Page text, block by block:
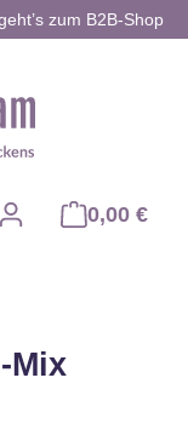
zum B2B-Shop
0,00 €
Mix